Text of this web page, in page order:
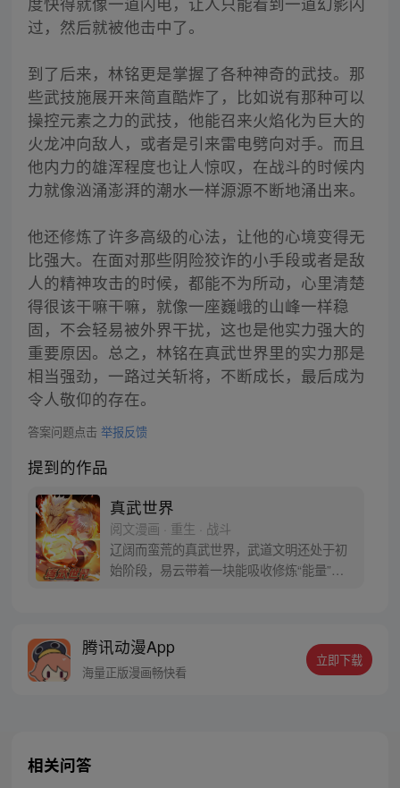
过，然后就被他击中了。
到了后来，林铭更是掌握了各种神奇的武技。那
些武技施展开来简直酷炸了，比如说有那种可以
操控元素之力的武技，他能召来火焰化为巨大的
火龙冲向敌人，或者是引来雷电劈向对手。而且
他内力的雄浑程度也让人惊叹，在战斗的时候内
力就像汹涌澎湃的潮水一样源源不断地涌出来。
他还修炼了许多高级的心法，让他的心境变得无
比强大。在面对那些阴险狡诈的小手段或者是敌
人的精神攻击的时候，都能不为所动，心里清楚
得很该干嘛干嘛，就像一座巍峨的山峰一样稳
固，不会轻易被外界干扰，这也是他实力强大的
重要原因。总之，林铭在真武世界里的实力那是
相当强劲，一路过关斩将，不断成长，最后成为
令人敬仰的存在。
答案问题点击 举报反馈
提到的作品
真武世界
阅文漫画 · 重生 · 战斗
辽阔而蛮荒的真武世界，武道文明还处于初
始阶段，易云带着一块能吸收修炼“能量”的
腾讯动漫App
海量正版漫画畅快看
立即下载
相关问答